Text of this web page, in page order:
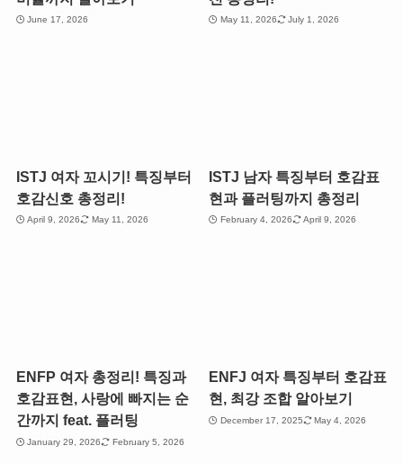
June 17, 2026 May 11, 2026 July 1, 2026
ISTJ 여자 꼬시기! 특징부터
호감신호 총정리!
April 9, 2026 May 11, 2026
ISTJ 남자 특징부터 호감표
현과 플러팅까지 총정리
February 4, 2026 April 9, 2026
ENFP 여자 총정리! 특징과
호감표현, 사랑에 빠지는 순
간까지 feat. 플러팅
January 29, 2026 February 5, 2026
ENFJ 여자 특징부터 호감표
현, 최강 조합 알아보기
December 17, 2025 May 4, 2026